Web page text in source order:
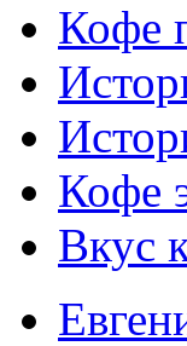
Кофе
Кофе
Вкус